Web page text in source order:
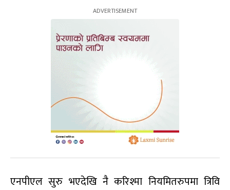
एनपीएल सुरु भएदेखि नै करिश्मा नियमितरुपमा त्रिवि